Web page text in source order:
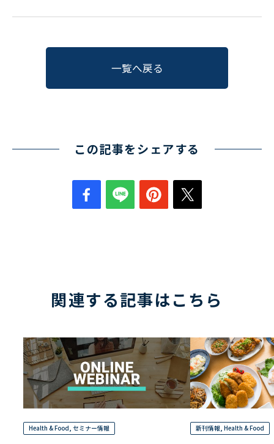
一覧へ戻る
この記事をシェアする
関連する記事はこちら
Health & Food, セミナー情報 新刊情報,Health & Food